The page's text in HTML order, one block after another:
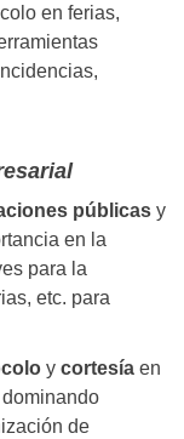
en ferias,
públicas y
en la
para la
etc. para
y cortesía en
de